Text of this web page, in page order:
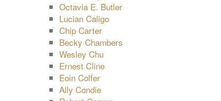
Octavia E. Butler
Lucian Caligo
Chip Carter
Becky Chambers
Wesley Chu
Ernest Cline
Eoin Colfer
Ally Condie